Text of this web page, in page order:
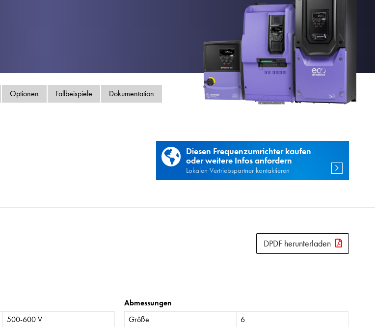
Optionen Fallbeispiele Dokumentation
Diesen Frequenzumrichter kaufen
oder weitere Infos anfordern
Lokalen Vertriebspartner kontaktieren
DPDF herunterladen
500-600 V
Abmessungen
Größe
6
Datenschutzrichtlinie
Sitemap